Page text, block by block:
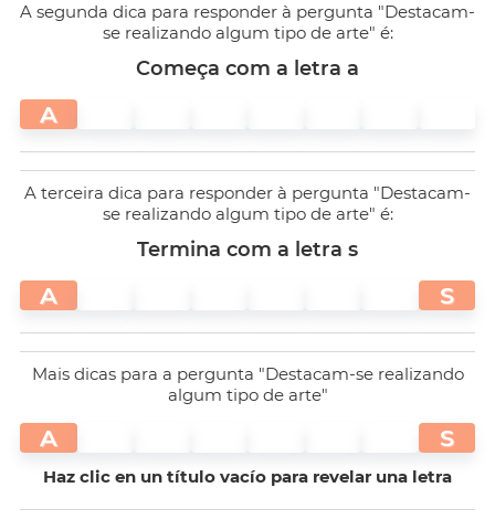
A segunda dica para responder à pergunta "Destacam-
se realizando algum tipo de arte" é:
Começa com a letra a
A
A terceira dica para responder à pergunta "Destacam-
se realizando algum tipo de arte" é:
Termina com a letra s
A S
Mais dicas para a pergunta "Destacam-se realizando
algum tipo de arte"
A S
Haz clic en un título vacío para revelar una letra